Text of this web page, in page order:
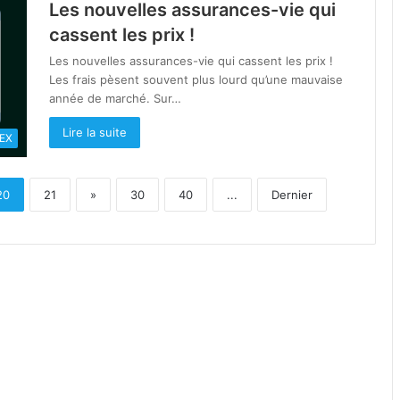
Les nouvelles assurances-vie qui
cassent les prix !
Les nouvelles assurances-vie qui cassent les prix !
Les frais pèsent souvent plus lourd qu’une mauvaise
année de marché. Sur…
Lire la suite
21 » 30 40 ... Dernier